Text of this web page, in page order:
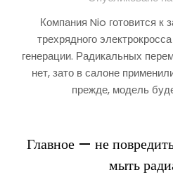
Компания Nio готовится к
трехрядного
генерации. Радикальных
нет, зато в салоне
прежде, модель
Главное — не
мыть